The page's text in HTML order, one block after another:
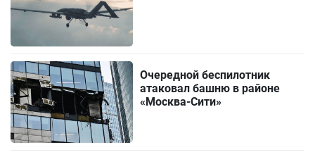
Очередной беспилотник
атаковал башню в районе
«Москва-Сити»